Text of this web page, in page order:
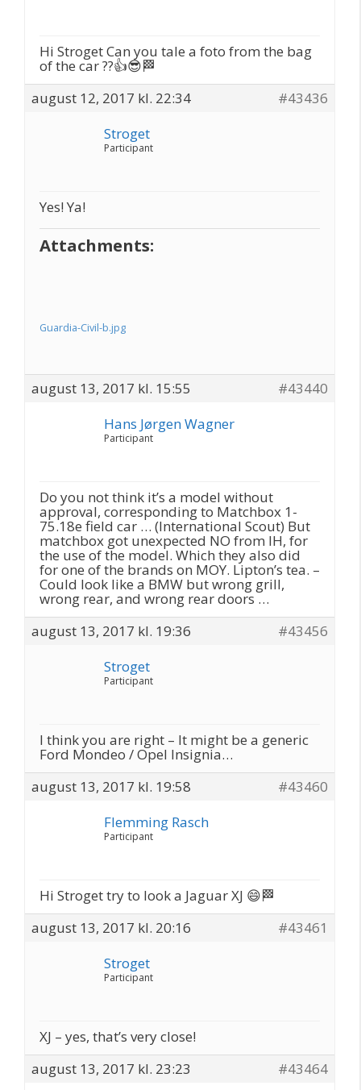
Hi Stroget Can you tale a foto from the bag
of the car ??👍😎🏁
august 12, 2017 kl. 22:34
#43436
Stroget
Participant
Yes! Ya!
Attachments:
Guardia-Civil-b.jpg
august 13, 2017 kl. 15:55
#43440
Hans Jørgen Wagner
Participant
Do you not think it’s a model without
approval, corresponding to Matchbox 1-
75.18e field car … (International Scout) But
matchbox got unexpected NO from IH, for
the use of the model. Which they also did
for one of the brands on MOY. Lipton’s tea. –
Could look like a BMW but wrong grill,
wrong rear, and wrong rear doors …
august 13, 2017 kl. 19:36
#43456
Stroget
Participant
I think you are right – It might be a generic
Ford Mondeo / Opel Insignia…
august 13, 2017 kl. 19:58
#43460
Flemming Rasch
Participant
Hi Stroget try to look a Jaguar XJ 😄🏁
august 13, 2017 kl. 20:16
#43461
Stroget
Participant
XJ – yes, that’s very close!
august 13, 2017 kl. 23:23
#43464